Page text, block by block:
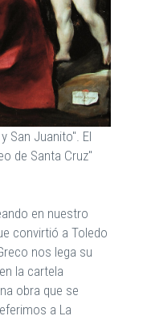
San Juanito". El
de Santa Cruz"
en nuestro
convirtió a Toledo
nos lega su
la cartela
obra que se
a La